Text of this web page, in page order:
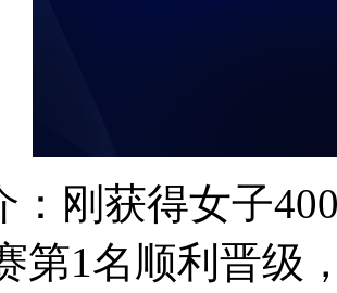
：刚获得女子
第1名顺利晋级